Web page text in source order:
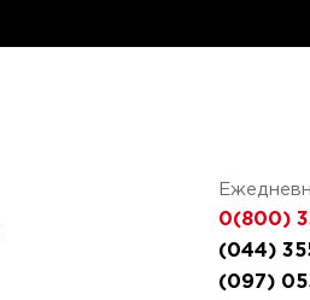
0(800)
(044)
(097)